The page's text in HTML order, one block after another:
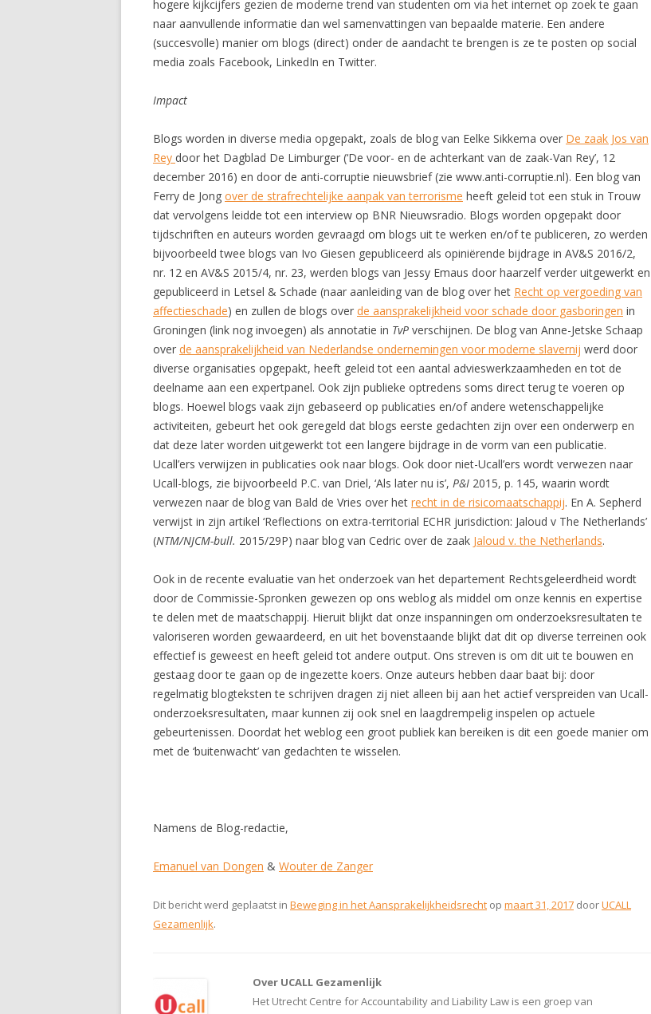
hogere kijkcijfers gezien de moderne trend van studenten om via het internet op zoek te gaan
naar aanvullende informatie dan wel samenvattingen van bepaalde materie. Een andere
(succesvolle) manier om blogs (direct) onder de aandacht te brengen is ze te posten op social
media zoals Facebook, LinkedIn en Twitter.
Impact
Blogs worden in diverse media opgepakt, zoals de blog van Eelke Sikkema over De zaak Jos van
Rey door het Dagblad De Limburger (‘De voor- en de achterkant van de zaak-Van Rey’, 12
december 2016) en door de anti-corruptie nieuwsbrief (zie www.anti-corruptie.nl). Een blog van
Ferry de Jong over de strafrechtelijke aanpak van terrorisme heeft geleid tot een stuk in Trouw
dat vervolgens leidde tot een interview op BNR Nieuwsradio. Blogs worden opgepakt door
tijdschriften en auteurs worden gevraagd om blogs uit te werken en/of te publiceren, zo werden
bijvoorbeeld twee blogs van Ivo Giesen gepubliceerd als opiniërende bijdrage in AV&S 2016/2,
nr. 12 en AV&S 2015/4, nr. 23, werden blogs van Jessy Emaus door haarzelf verder uitgewerkt en
gepubliceerd in Letsel & Schade (naar aanleiding van de blog over het Recht op vergoeding van
affectieschade) en zullen de blogs over de aansprakelijkheid voor schade door gasboringen in
Groningen (link nog invoegen) als annotatie in TvP verschijnen. De blog van Anne-Jetske Schaap
over de aansprakelijkheid van Nederlandse ondernemingen voor moderne slavernij werd door
diverse organisaties opgepakt, heeft geleid tot een aantal advieswerkzaamheden en tot de
deelname aan een expertpanel. Ook zijn publieke optredens soms direct terug te voeren op
blogs. Hoewel blogs vaak zijn gebaseerd op publicaties en/of andere wetenschappelijke
activiteiten, gebeurt het ook geregeld dat blogs eerste gedachten zijn over een onderwerp en
dat deze later worden uitgewerkt tot een langere bijdrage in de vorm van een publicatie.
Ucall’ers verwijzen in publicaties ook naar blogs. Ook door niet-Ucall’ers wordt verwezen naar
Ucall-blogs, zie bijvoorbeeld P.C. van Driel, ‘Als later nu is’, P&I 2015, p. 145, waarin wordt
verwezen naar de blog van Bald de Vries over het recht in de risicomaatschappij. En A. Sepherd
verwijst in zijn artikel ‘Reflections on extra-territorial ECHR jurisdiction: Jaloud v The Netherlands’
(NTM/NJCM-bull. 2015/29P) naar blog van Cedric over de zaak Jaloud v. the Netherlands.
Ook in de recente evaluatie van het onderzoek van het departement Rechtsgeleerdheid wordt
door de Commissie-Spronken gewezen op ons weblog als middel om onze kennis en expertise
te delen met de maatschappij. Hieruit blijkt dat onze inspanningen om onderzoeksresultaten te
valoriseren worden gewaardeerd, en uit het bovenstaande blijkt dat dit op diverse terreinen ook
effectief is geweest en heeft geleid tot andere output. Ons streven is om dit uit te bouwen en
gestaag door te gaan op de ingezette koers. Onze auteurs hebben daar baat bij: door
regelmatig blogteksten te schrijven dragen zij niet alleen bij aan het actief verspreiden van Ucall-
onderzoeksresultaten, maar kunnen zij ook snel en laagdrempelig inspelen op actuele
gebeurtenissen. Doordat het weblog een groot publiek kan bereiken is dit een goede manier om
met de ‘buitenwacht’ van gedachten te wisselen.
Namens de Blog-redactie,
Emanuel van Dongen & Wouter de Zanger
Dit bericht werd geplaatst in Beweging in het Aansprakelijkheidsrecht op maart 31, 2017 doorUCALL
Gezamenlijk.
Over UCALL Gezamenlijk
Het Utrecht Centre for Accountability and Liability Law is een groep van